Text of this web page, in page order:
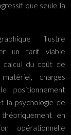
que seule la
illustre
un tarif viable
calcul du coût de
charges
positionnement
la psychologie de
théoriquement en
opérationnelle